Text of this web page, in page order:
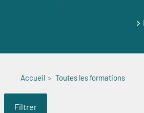
Accueil Toutes les formations
Filtrer